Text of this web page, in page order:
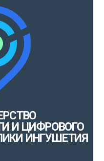
И ЦИФРОВОГО
ИНГУШЕТИЯ